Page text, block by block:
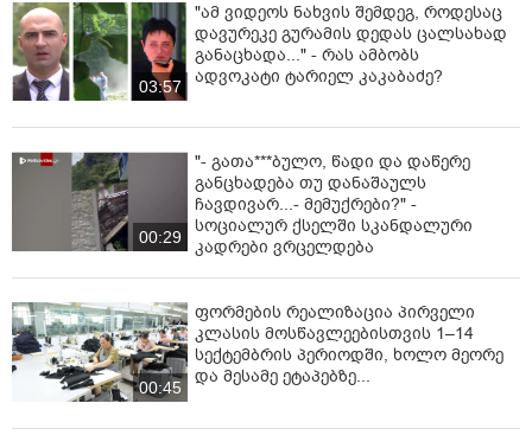
03:57
"ამ ვიდეოს ნახვის შემდეგ, როდესაც
დავურეკე გურამის დედას ცალსახად
განაცხადა..." - რას ამბობს
ადვოკატი ტარიელ კაკაბაძე?
00:29
"- გათა***ბულო, წადი და დაწერე
განცხადება თუ დანაშაულს
ჩავდივარ...- მემუქრები?" -
სოციალურ ქსელში სკანდალური
კადრები ვრცელდება
00:45
ფორმების რეალიზაცია პირველი
კლასის მოსწავლეებისთვის 1–14
სექტემბრის პერიოდში, ხოლო მეორე
და მესამე ეტაპებზე...